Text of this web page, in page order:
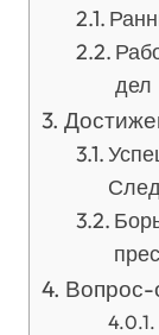
дел
Вопрос-